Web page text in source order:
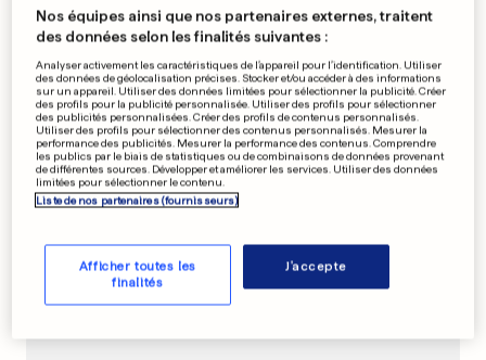
0
EN SICILE
Regain d'activité de l'Etna qui
émet des nuages de cendres
0 0
PUBLICITÉ
Nos équipes ainsi que nos partenaires externes, traitent
des données selon les finalités suivantes :
Analyser activement les caractéristiques de l’appareil pour l’identification. Utiliser
des données de géolocalisation précises. Stocker et/ou accéder à des informations
sur un appareil. Utiliser des données limitées pour sélectionner la publicité. Créer
des profils pour la publicité personnalisée. Utiliser des profils pour sélectionner
des publicités personnalisées. Créer des profils de contenus personnalisés.
Utiliser des profils pour sélectionner des contenus personnalisés. Mesurer la
performance des publicités. Mesurer la performance des contenus. Comprendre
les publics par le biais de statistiques ou de combinaisons de données provenant
de différentes sources. Développer et améliorer les services. Utiliser des données
limitées pour sélectionner le contenu.
Liste de nos partenaires (fournisseurs)
Afficher toutes les
finalités
J'accepte